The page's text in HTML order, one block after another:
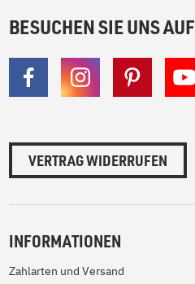
BESUCHEN SIE UNS AUF
VERTRAG WIDERRUFEN
INFORMATIONEN
Zahlarten und Versand